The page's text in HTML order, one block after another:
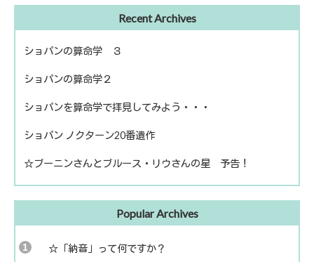
Recent Archives
ショパンの算命学 ３
ショパンの算命学２
ショパンを算命学で拝見してみよう・・・
ショパン ノクターン20番遺作
☆ブーニンさんとブルース・リウさんの星 予告！
Popular Archives
☆「納音」って何ですか？